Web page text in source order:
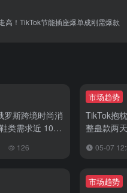
高！TikTok节能插座爆单成刚需爆款
罗斯跨境时尚消
类需求近 10%
126
市场趋势
TikTok抱
整蛊款两
05-07
市场趋势